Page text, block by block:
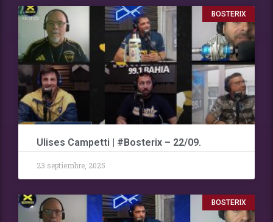
BOSTERIX
Ulises Campetti | #Bosterix – 22/09.
23 septiembre, 2025
BOSTERIX